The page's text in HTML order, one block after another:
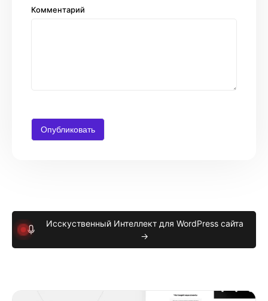
Комментарий
Исскуственный Интеллект для WordPress сайта
→